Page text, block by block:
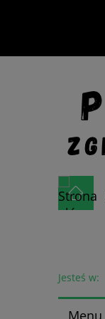
Jesteś w:
Menu